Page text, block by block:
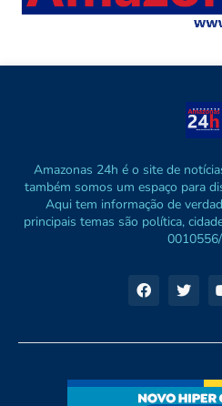
Amazonas 24h é o site de
também somos um espaço para
Aqui tem informação de
principais temas são política,